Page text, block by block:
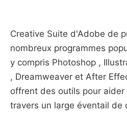
Creative Suite d'Adobe de
nombreux programmes
y compris Photoshop ,
, Dreamweaver et After
offrent des outils pour aider
travers un large éventail de